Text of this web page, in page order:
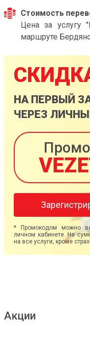
Стоимость
Цена за услугу
маршруте
НА ПЕРВЫЙ
ЧЕРЕЗ
* Промокодом можно
личном кабинете. Не
на все услуги, кроме
Акции